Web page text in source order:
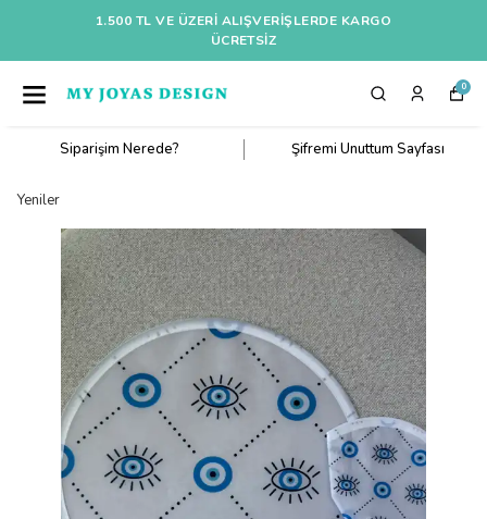
1.500 TL VE ÜZERI ALIŞVERIŞLERDE KARGO
ÜCRETSİZ
0
Siparişim Nerede? Şifremi Unuttum Sayfası
Yeniler